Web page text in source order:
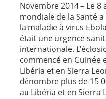
Novembre 2014 – Le
mondiale de la Santé
la maladie à virus
était une urgence
internationale.
commencé en Guinée
Libéria et en Sierra
dénombre plus de 15
au Libéria et en Sierra